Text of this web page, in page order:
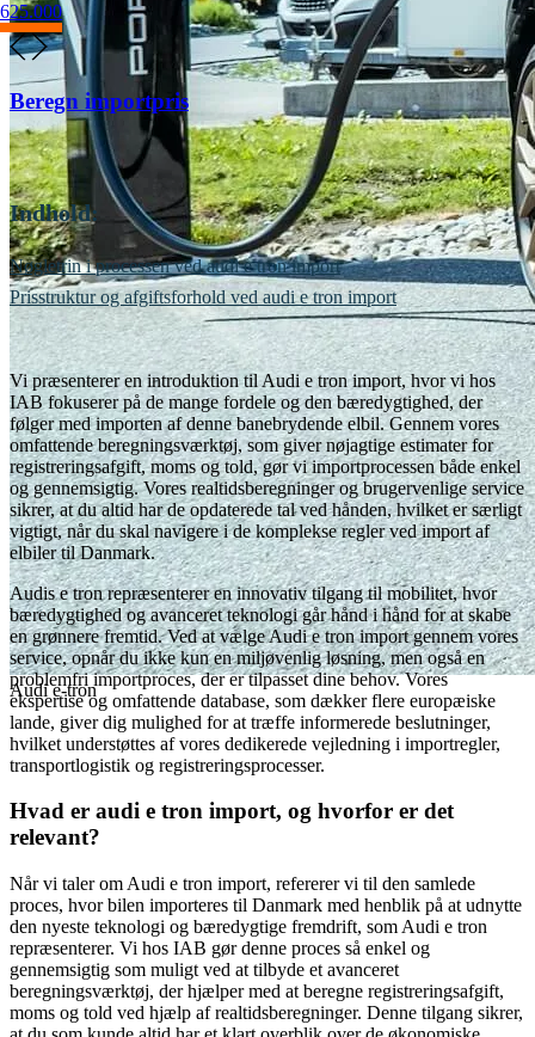
Audi e-tron
625.000
Beregn importpris
Indhold:
Nøgletrin i processen ved audi e tron import
Prisstruktur og afgiftsforhold ved audi e tron import
Vi præsenterer en introduktion til Audi e tron import, hvor vi hos
IAB fokuserer på de mange fordele og den bæredygtighed, der
følger med importen af denne banebrydende elbil. Gennem vores
omfattende beregningsværktøj, som giver nøjagtige estimater for
registreringsafgift, moms og told, gør vi importprocessen både enkel
og gennemsigtig. Vores realtidsberegninger og brugervenlige service
sikrer, at du altid har de opdaterede tal ved hånden, hvilket er særligt
vigtigt, når du skal navigere i de komplekse regler ved import af
elbiler til Danmark.
Audis e tron repræsenterer en innovativ tilgang til mobilitet, hvor
bæredygtighed og avanceret teknologi går hånd i hånd for at skabe
en grønnere fremtid. Ved at vælge Audi e tron import gennem vores
service, opnår du ikke kun en miljøvenlig løsning, men også en
problemfri importproces, der er tilpasset dine behov. Vores
ekspertise og omfattende database, som dækker flere europæiske
lande, giver dig mulighed for at træffe informerede beslutninger,
hvilket understøttes af vores dedikerede vejledning i importregler,
transportlogistik og registreringsprocesser.
Hvad er audi e tron import, og hvorfor er det
relevant?
Når vi taler om Audi e tron import, refererer vi til den samlede
proces, hvor bilen importeres til Danmark med henblik på at udnytte
den nyeste teknologi og bæredygtige fremdrift, som Audi e tron
repræsenterer. Vi hos IAB gør denne proces så enkel og
gennemsigtig som muligt ved at tilbyde et avanceret
beregningsværktøj, der hjælper med at beregne registreringsafgift,
moms og told ved hjælp af realtidsberegninger. Denne tilgang sikrer,